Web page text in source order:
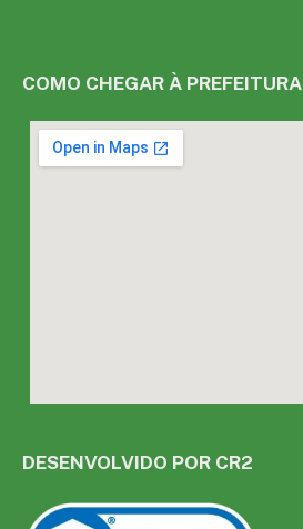
COMO CHEGAR À PREFEITURA
DESENVOLVIDO POR CR2